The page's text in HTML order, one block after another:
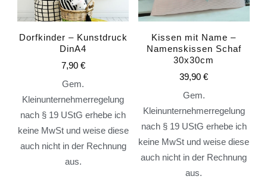
Dorfkinder – Kunstdruck
DinA4
7,90 €
Gem.
Kleinunternehmerregelung
nach § 19 UStG erhebe ich
keine MwSt und weise diese
auch nicht in der Rechnung
aus.
Kissen mit Name –
Namenskissen Schaf
30x30cm
39,90€
Gem.
Kleinunternehmerregelung
nach § 19 UStG erhebe ich
keine MwSt und weise diese
auch nicht in der Rechnung
aus.